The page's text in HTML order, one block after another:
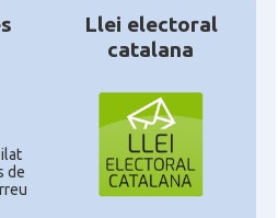
de
Llei electoral
catalana